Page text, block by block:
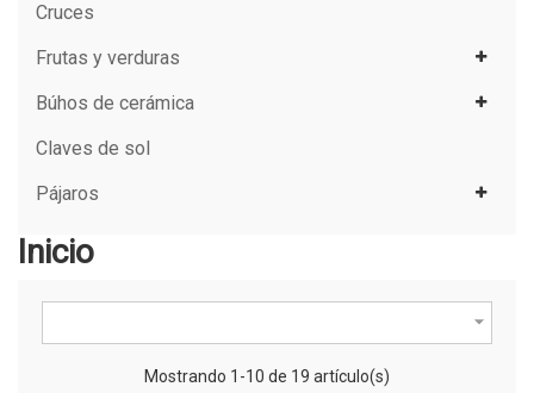
Cruces
Frutas y verduras
Búhos de cerámica
Claves de sol
Pájaros
Inicio

Mostrando 1-10 de 19 artículo(s)